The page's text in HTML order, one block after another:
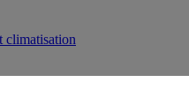
climatisation